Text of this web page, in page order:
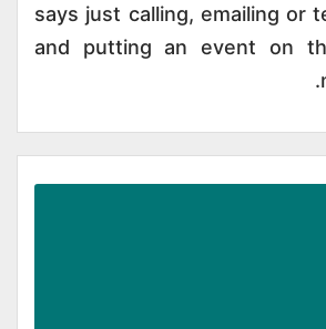
says just calling, emailing or
and putting an event on